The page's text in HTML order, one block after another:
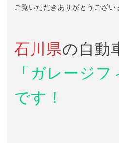
ご覧いただきありがとうござい
石川県の自動
「ガレージフ
です！